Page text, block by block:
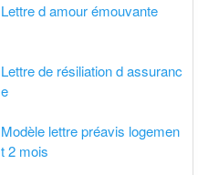
Lettre d amour émouvante
Lettre de résiliation d assuranc
e
Modèle lettre préavis logemen
t 2 mois